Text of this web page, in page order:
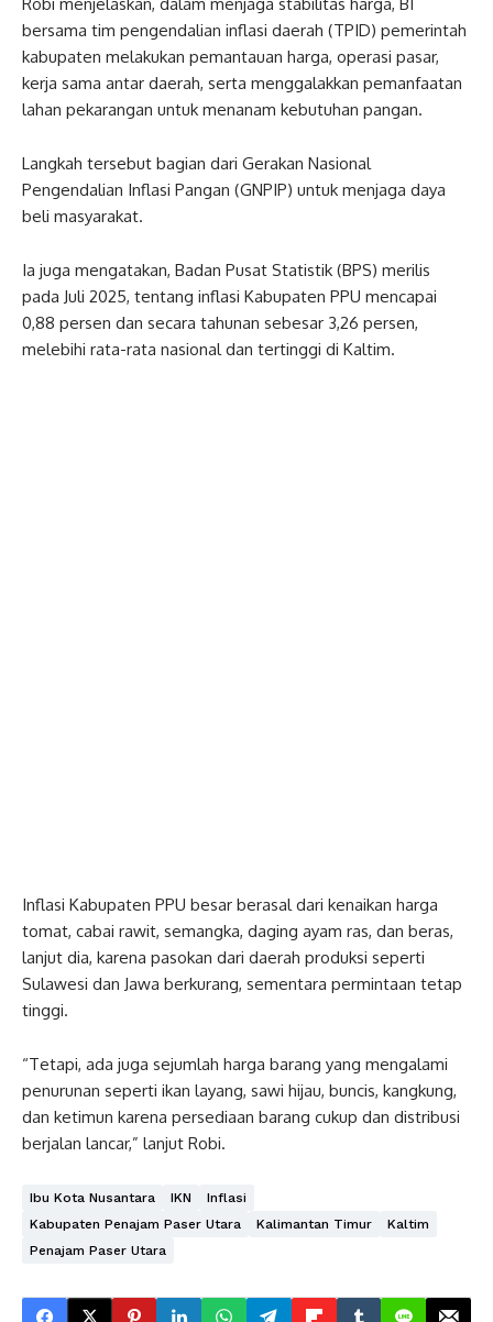
bersama tim pengendalian inflasi daerah (TPID) pemerintah
kabupaten melakukan pemantauan harga, operasi pasar,
kerja sama antar daerah, serta menggalakkan pemanfaatan
lahan pekarangan untuk menanam kebutuhan pangan.
Langkah tersebut bagian dari Gerakan Nasional
Pengendalian Inflasi Pangan (GNPIP) untuk menjaga daya
beli masyarakat.
Ia juga mengatakan, Badan Pusat Statistik (BPS) merilis
pada Juli 2025, tentang inflasi Kabupaten PPU mencapai
0,88 persen dan secara tahunan sebesar 3,26 persen,
melebihi rata-rata nasional dan tertinggi di Kaltim.
Inflasi Kabupaten PPU besar berasal dari kenaikan harga
tomat, cabai rawit, semangka, daging ayam ras, dan beras,
lanjut dia, karena pasokan dari daerah produksi seperti
Sulawesi dan Jawa berkurang, sementara permintaan tetap
tinggi.
“Tetapi, ada juga sejumlah harga barang yang mengalami
penurunan seperti ikan layang, sawi hijau, buncis, kangkung,
dan ketimun karena persediaan barang cukup dan distribusi
berjalan lancar,” lanjut Robi.
Ibu Kota Nusantara IKN
Inflasi
Kabupaten Penajam Paser Utara
Kalimantan Timur
Kaltim
Penajam Paser Utara